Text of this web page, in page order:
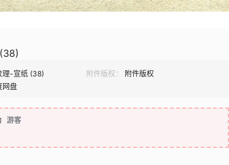
理-宣纸 (38) 附件版权：
附件版权
网盘
游客